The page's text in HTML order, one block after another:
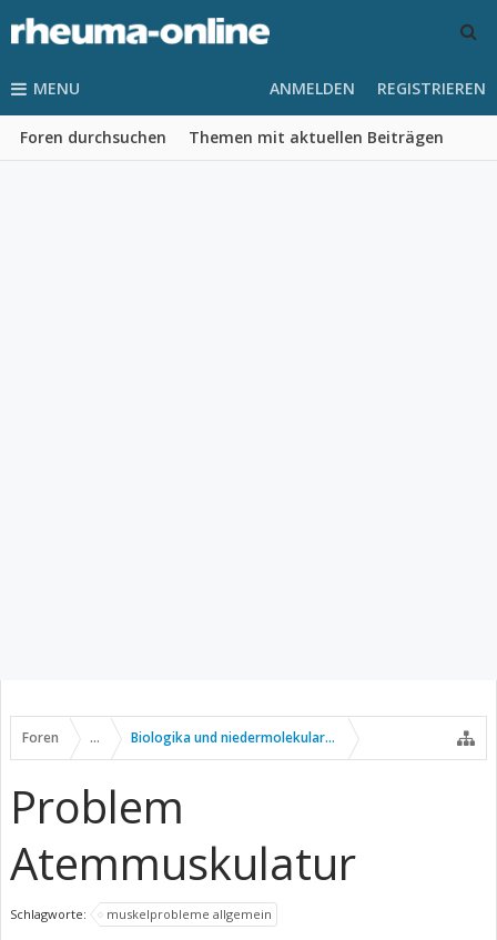
MENU
Foren durchsuchen Themen mit aktuellen Beiträgen
ANMELDEN REGISTRIEREN
Foren ... Biologika und niedermolekulare Wirkstoffe
Problem
Atemmuskulatur
Schlagworte: muskelprobleme allgemein